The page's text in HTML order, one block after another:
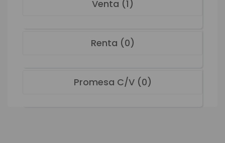
Venta (1)
Renta (0)
Promesa C/V (0)